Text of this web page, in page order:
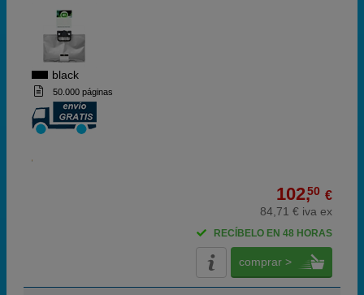
black
50.000 páginas
102,50 €
84,71 € iva ex
RECÍBELO EN 48 HORAS
comprar >